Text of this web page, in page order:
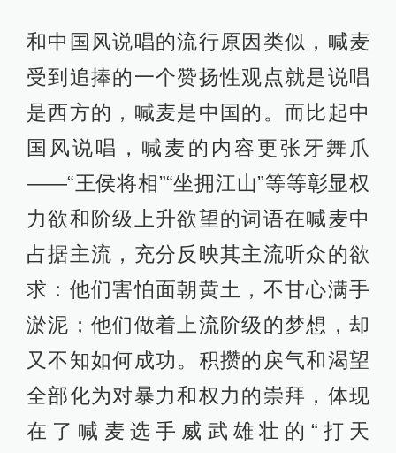
和中国风说唱的流行原因类似，喊麦
受到追捧的一个赞扬性观点就是说唱
是西方的，喊麦是中国的。而比起中
国风说唱，喊麦的内容更张牙舞爪
——“王侯将相”“坐拥江山”等等彰显权
力欲和阶级上升欲望的词语在喊麦中
占据主流，充分反映其主流听众的欲
求：他们害怕面朝黄土，不甘心满手
淤泥；他们做着上流阶级的梦想，却
又不知如何成功。积攒的戾气和渴望
全部化为对暴力和权力的崇拜，体现
在了喊麦选手威武雄壮的“打天